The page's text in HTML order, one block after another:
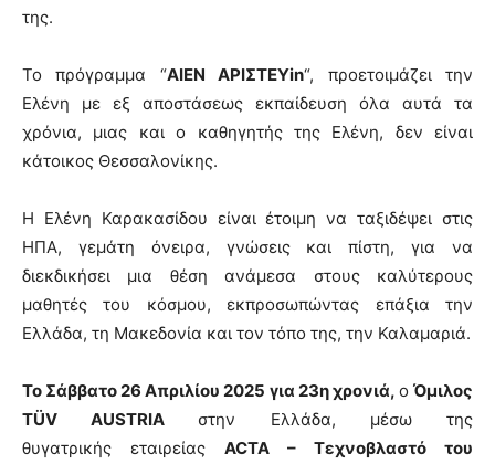
της.
Το πρόγραμμα “ΑΙΕΝ ΑΡΙΣΤΕΥin“, προετοιμάζει την
Ελένη με εξ αποστάσεως εκπαίδευση όλα αυτά τα
χρόνια, μιας και ο καθηγητής της Ελένη, δεν είναι
κάτοικος Θεσσαλονίκης.
Η Ελένη Καρακασίδου είναι έτοιμη να ταξιδέψει στις
ΗΠΑ, γεμάτη όνειρα, γνώσεις και πίστη, για να
διεκδικήσει μια θέση ανάμεσα στους καλύτερους
μαθητές του κόσμου, εκπροσωπώντας επάξια την
Ελλάδα, τη Μακεδονία και τον τόπο της, την Καλαμαριά.
Το Σάββατο 26 Απριλίου 2025 για 23η χρονιά, oΌμιλος
TÜV AUSTRIA στην Ελλάδα, μέσω της
θυγατρικής εταιρείας ACTA – Τεχνοβλαστό του